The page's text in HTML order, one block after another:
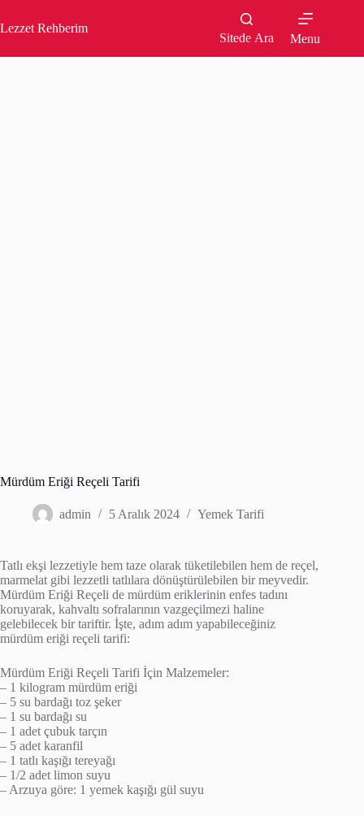
to
content
Lezzet Rehberim
Sitede Ara Menu
Mürdüm Eriği Reçeli Tarifi
admin 5 Aralık 2024 Yemek Tarifi
Tatlı ekşi lezzetiyle hem taze olarak tüketilebilen hem de reçel,
marmelat gibi lezzetli tatlılara dönüştürülebilen bir meyvedir.
Mürdüm Eriği Reçeli de mürdüm eriklerinin enfes tadını
koruyarak, kahvaltı sofralarının vazgeçilmezi haline
gelebilecek bir tariftir. İşte, adım adım yapabileceğiniz
mürdüm eriği reçeli tarifi:
Mürdüm Eriği Reçeli Tarifi İçin Malzemeler:
– 1 kilogram mürdüm eriği
– 5 su bardağı toz şeker
– 1 su bardağı su
– 1 adet çubuk tarçın
– 5 adet karanfil
– 1 tatlı kaşığı tereyağı
– 1/2 adet limon suyu
– Arzuya göre: 1 yemek kaşığı gül suyu